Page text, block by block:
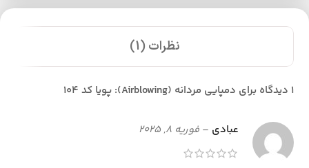
نظرات (1)
1 دیدگاه برای دمپایی مردانه (Airblowing): پویا کد 104
عبادی – فوریه 8, 2025